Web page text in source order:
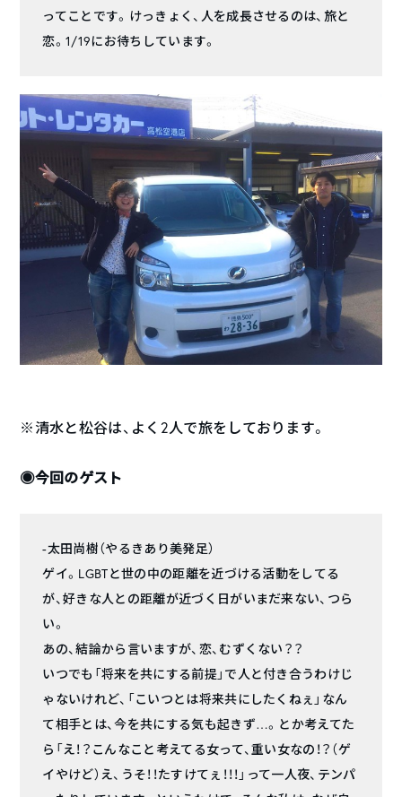
ってことです。けっきょく、人を成長させるのは、旅と
恋。1/19にお待ちしています。
※清水と松谷は、よく2人で旅をしております。
◉今回のゲスト
-太田尚樹（やるきあり美発足）
ゲイ。LGBTと世の中の距離を近づける活動をしてる
が、好きな人との距離が近づく日がいまだ来ない、つら
い。
あの、結論から言いますが、恋、むずくない？？
いつでも「将来を共にする前提」で人と付き合うわけじ
ゃないけれど、「こいつとは将来共にしたくねぇ」なん
て相手とは、今を共にする気も起きず…。とか考えてた
ら「え！？こんなこと考えてる女って、重い女なの！？（ゲ
イやけど）え、うそ！！たすけてぇ！！！」って一人夜、テンパ